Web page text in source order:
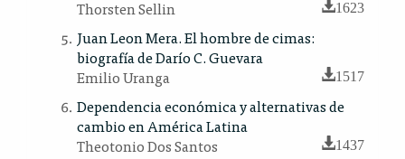
Thorsten Sellin
1623
Juan Leon Mera. El hombre de cimas:
biografía de Darío C. Guevara
Emilio Uranga
1517
Dependencia económica y alternativas de
cambio en América Latina
Theotonio Dos Santos
1437